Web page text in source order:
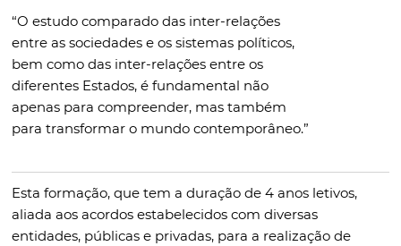
“O estudo comparado das inter-relações
entre as sociedades e os sistemas políticos,
bem como das inter-relações entre os
diferentes Estados, é fundamental não
apenas para compreender, mas também
para transformar o mundo contemporâneo.”
Esta formação, que tem a duração de 4 anos letivos,
aliada aos acordos estabelecidos com diversas
entidades, públicas e privadas, para a realização de